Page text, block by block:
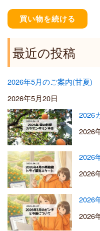
買い物を続ける
最近の投稿
2026年5月のご案内(甘夏)
2026年5月20日
2026
2026
2026
2026
2026
2026